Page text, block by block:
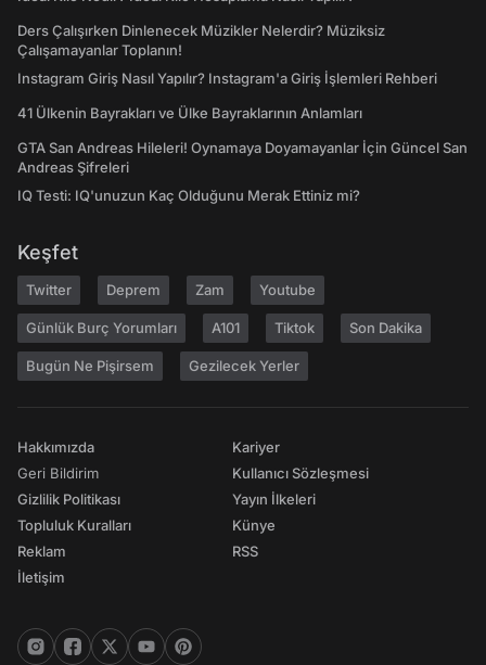
Ders Çalışırken Dinlenecek Müzikler Nelerdir? Müziksiz
Çalışamayanlar Toplanın!
Instagram Giriş Nasıl Yapılır? Instagram'a Giriş İşlemleri Rehberi
41 Ülkenin Bayrakları ve Ülke Bayraklarının Anlamları
GTA San Andreas Hileleri! Oynamaya Doyamayanlar İçin Güncel San
Andreas Şifreleri
IQ Testi: IQ'unuzun Kaç Olduğunu Merak Ettiniz mi?
Keşfet
Twitter Deprem Zam Youtube
Günlük Burç Yorumları A101 Tiktok Son Dakika
Bugün Ne Pişirsem Gezilecek Yerler
Hakkımızda
Geri Bildirim
Gizlilik Politikası
Topluluk Kuralları
Reklam
İletişim
Kariyer
Kullanıcı Sözleşmesi
Yayın İlkeleri
Künye
RSS